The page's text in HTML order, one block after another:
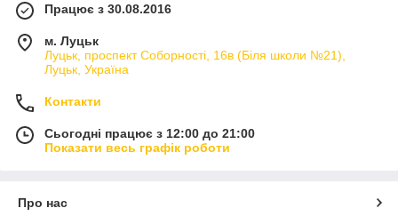
Працює з 30.08.2016
м. Луцьк
Луцьк, проспект Соборності, 16в (Біля школи №21),
Луцьк, Україна
Контакти
Сьогодні працює з 12:00 до 21:00
Показати весь графік роботи
Про нас